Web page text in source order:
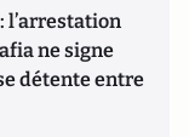
l’arrestation
ne signe
détente entre